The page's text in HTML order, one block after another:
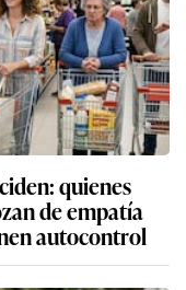
quienes
de empatía
autocontrol